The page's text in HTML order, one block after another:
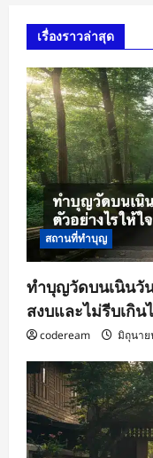
เรื่องราวล่าสุด
สถานที่ทำบุญ
ทำบุญวัดบนเนินวั
สงบและไม่รีบเกิน
codeream มิถุนาย